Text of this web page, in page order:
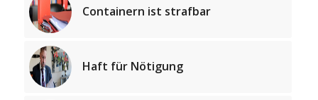
Containern ist strafbar
Haft für Nötigung